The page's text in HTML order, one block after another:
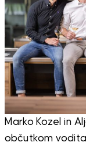
Marko Kozel in
občutkom vodita